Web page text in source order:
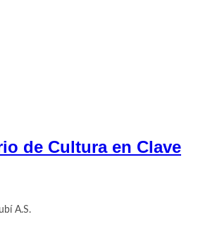
de Cultura en Clave
A.S.